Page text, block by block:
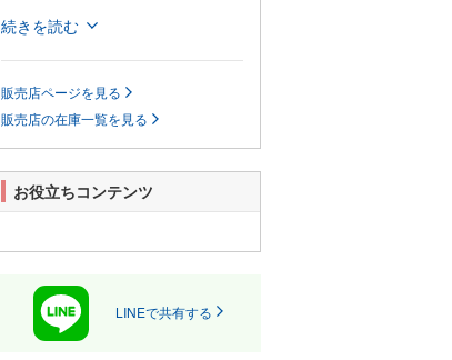
オールメーカー新車・中古車の販
売◎自社整備工場での車検・整備
◎板金塗装◎コーティング◎ETC
等の部品・用品販売◎損害保険代
いております。
ますので、お支払い方法もお客様
のご要望に合わせて現金☆ローン
続きを読む
販売店ページを見る
販売店の在庫一覧を見る
お役立ちコンテンツ
LINEで共有する